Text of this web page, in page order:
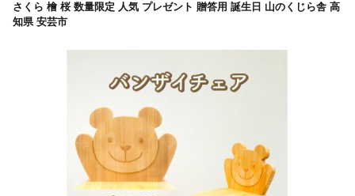
さくら 檜 桜 数量限定 人気 プレゼント 贈答用 誕生日 山のくじら舎 高
知県 安芸市